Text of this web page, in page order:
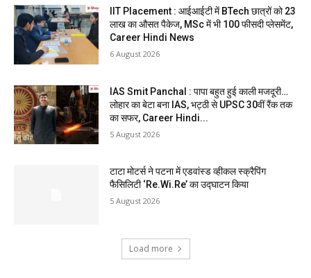
IIT Placement : आईआईटी में BTech छात्रों को 23
लाख का औसत पैकेज, MSc में भी 100 फीसदी प्लेसमेंट,
Career Hindi News
6 August 2026
IAS Smit Panchal : पापा बहुत हुई काली मजदूरी…
लोहार का बेटा बना IAS, भट्ठी से UPSC 30वीं रैंक तक
का सफर, Career Hindi...
5 August 2026
टाटा मोटर्स ने पटना में एडवांस्ड व्हीकल स्क्रैपिंग
फैसिलिटी ‘Re.Wi.Re’ का उद्घाटन किया
5 August 2026
Load more